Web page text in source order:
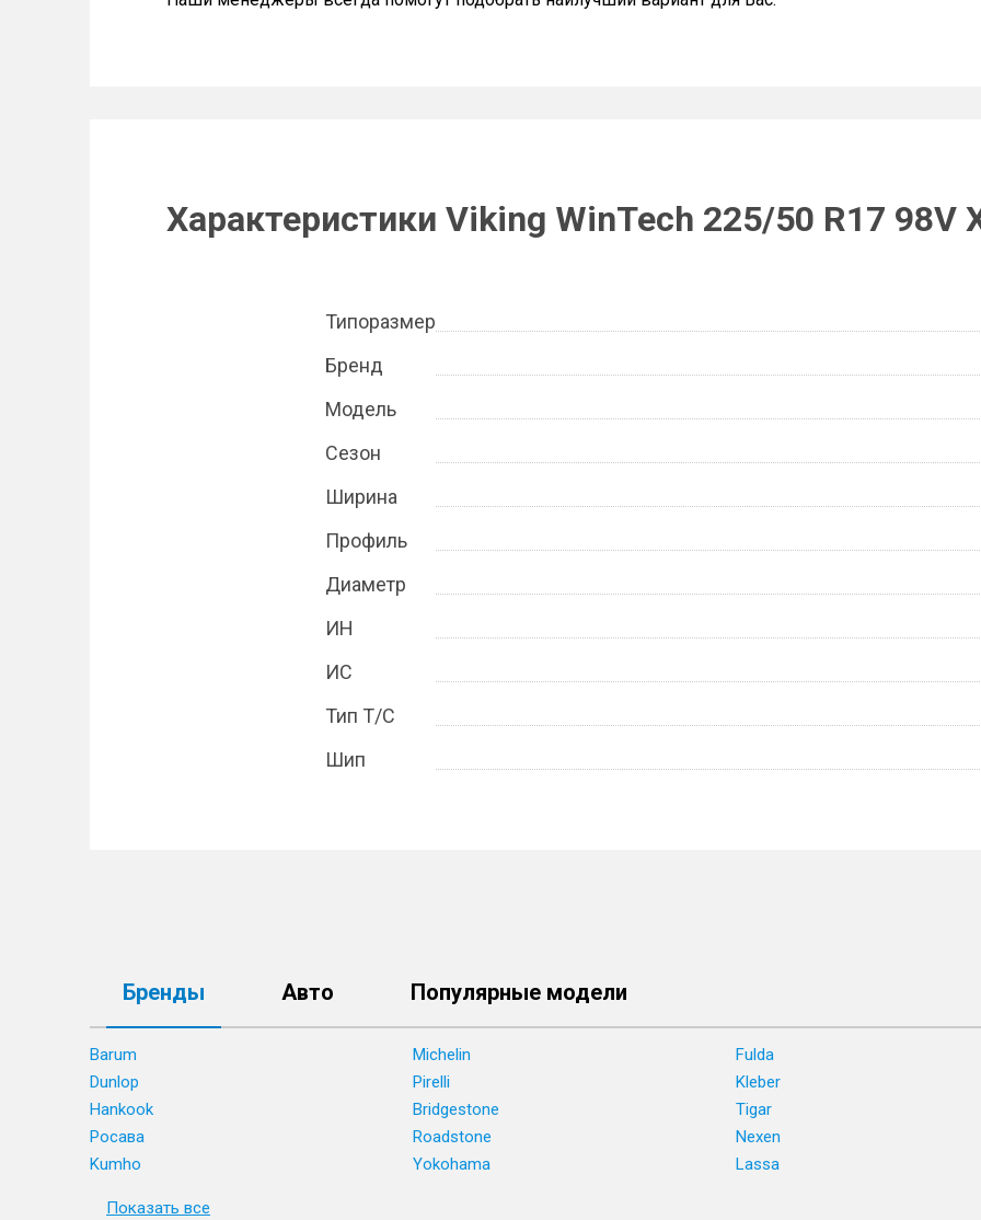
Характеристики Viking WinTech 225/50 R17 98V
Типоразмер
Бренд
Модель
Сезон
Ширина
Профиль
Диаметр
ИН
ИС
Тип Т/С
Шип
Бренды Авто Популярные модели
Barum Michelin
Fulda
Dunlop
Pirelli
Kleber
Hankook
Bridgestone
Tigar
Росава
Roadstone
Nexen
Kumho
Yokohama Lassa
Показать все